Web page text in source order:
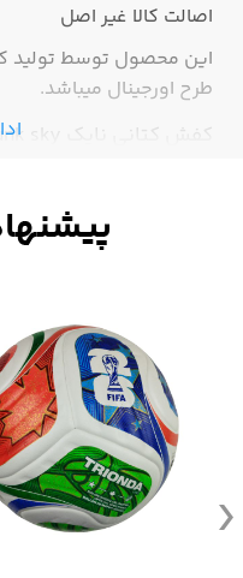
اصالت کالا غیر اصل
این محصول توسط تولید
طرح اورجینال میباشد.